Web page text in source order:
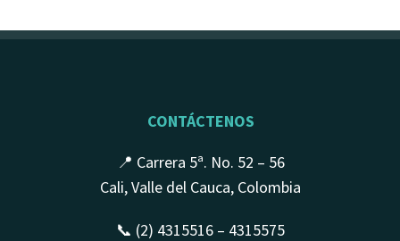
CONTÁCTENOS
📍 Carrera 5ª. No. 52 – 56
Cali, Valle del Cauca, Colombia
📞 (2) 4315516 – 4315575